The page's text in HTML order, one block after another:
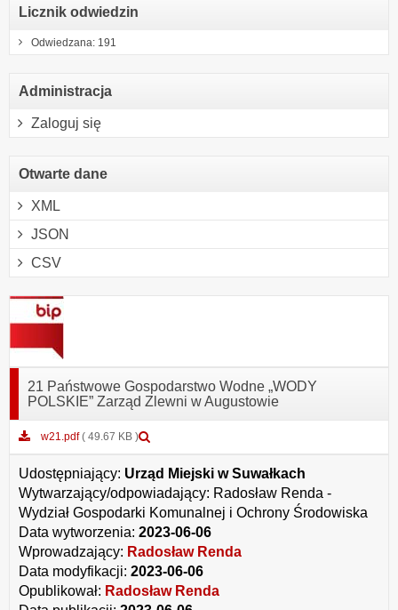
Licznik odwiedzin
Odwiedzana: 191
Administracja
Zaloguj się
Otwarte dane
XML
JSON
CSV
21 Państwowe Gospodarstwo Wodne „WODY
POLSKIE” Zarząd Zlewni w Augustowie
w21.pdf ( 49.67 KB )
załącznika
w21.pdf
Udostępniający: Urząd Miejski w Suwałkach
Wytwarzający/odpowiadający: Radosław Renda -
Wydział Gospodarki Komunalnej i Ochrony Środowiska
Data wytworzenia: 2023-06-06
Wprowadzający: Radosław Renda
Data modyfikacji: 2023-06-06
Opublikował: Radosław Renda